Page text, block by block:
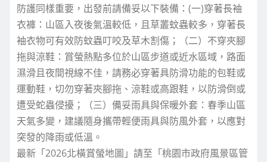
防護同樣重要，出發前請備妥以下裝備：(一)穿著長袖
衣褲：山區入夜後氣溫較低，且草叢蚊蟲較多，穿著長
袖衣物可有效防蚊蟲叮咬及草木割傷；（二）不穿夾腳
拖與涼鞋：賞螢熱點多位於山區步道或近水區域，路面
濕滑且夜間視線不佳，請務必穿著具防滑功能的包鞋或
運動鞋，切勿穿著夾腳拖、涼鞋或高跟鞋，以防滑倒或
遭受蛇蟲侵擾；（三）備妥雨具與保暖外套：春季山區
天氣多變，建議隨身攜帶輕便雨具與防風外套，以應對
突發的降雨或低溫。
最新「2026北橫賞螢地圖」請至「桃園市政府風景區管